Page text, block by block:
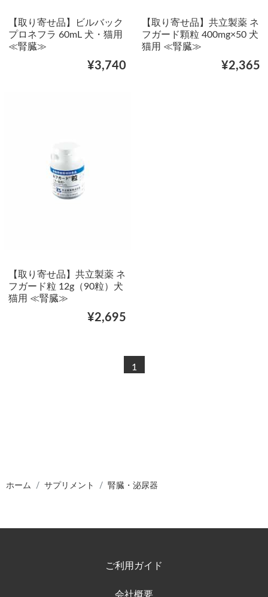
【取り寄せ品】ビルバック
プロネフラ 60mL 犬・猫用
≪腎臓≫
¥3,740
【取り寄せ品】共立製薬 ネ
フガード顆粒 400mg×50 犬
猫用 ≪腎臓≫
¥2,365
【取り寄せ品】共立製薬 ネ
フガード粒 12g（90粒）犬
猫用 ≪腎臓≫
¥2,695
1
ホーム サプリメント 腎臓・泌尿器
ご利用ガイド
会社概要